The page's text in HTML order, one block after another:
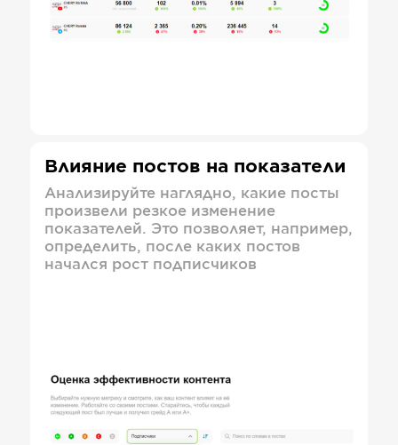
Влияние постов на показатели
Анализируйте наглядно, какие посты
произвели резкое изменение
показателей. Это позволяет, например,
определить, после каких постов
начался рост подписчиков